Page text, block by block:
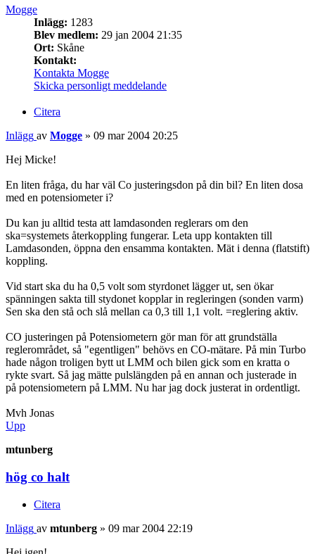
Mogge
Inlägg: 1283
Blev medlem: 29 jan 2004 21:35
Ort: Skåne
Kontakt:
Kontakta Mogge
Skicka personligt meddelande
Citera
Inlägg av Mogge » 09 mar 2004 20:25
Hej Micke!
En liten fråga, du har väl Co justeringsdon på din bil? En liten dosa
med en potensiometer i?
Du kan ju alltid testa att lamdasonden reglerars om den
ska=systemets återkoppling fungerar. Leta upp kontakten till
Lamdasonden, öppna den ensamma kontakten. Mät i denna (flatstift)
koppling.
Vid start ska du ha 0,5 volt som styrdonet lägger ut, sen ökar
spänningen sakta till stydonet kopplar in regleringen (sonden varm)
Sen ska den stå och slå mellan ca 0,3 till 1,1 volt. =reglering aktiv.
CO justeringen på Potensiometern gör man för att grundställa
reglerområdet, så "egentligen" behövs en CO-mätare. På min Turbo
hade någon troligen bytt ut LMM och bilen gick som en kratta o
rykte svart. Så jag mätte pulslängden på en annan och justerade in
på potensiometern på LMM. Nu har jag dock justerat in ordentligt.
Mvh Jonas
Upp
mtunberg
hög co halt
Citera
Inlägg av mtunberg » 09 mar 2004 22:19